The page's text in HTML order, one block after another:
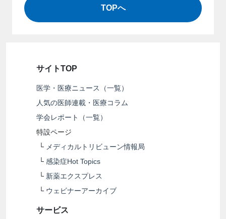
TOPへ
サイトTOP
医学・医療ニュース（一覧）
人気の医師連載・医療コラム
学会レポート（一覧）
特設ページ
└ メディカルトリビューン情報局
└ 感染症Hot Topics
└ 新薬エクスプレス
└ ウェビナーアーカイブ
サービス